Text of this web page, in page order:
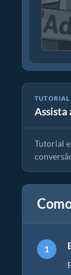
Assista
Como
Tutorial